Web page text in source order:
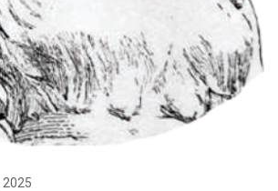
2025